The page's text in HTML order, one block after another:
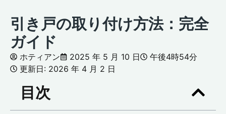
引き戸の取り付け方法：完全
ガイド
ホティアン 2025 年 5 月 10 日
午後4時54分
更新日: 2026 年 4 月 2 日
目次